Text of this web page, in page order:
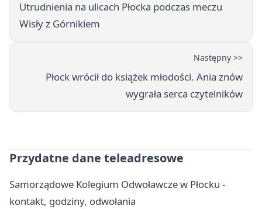
Utrudnienia na ulicach Płocka podczas meczu
Wisły z Górnikiem
Następny >>
Płock wrócił do książek młodości. Ania znów
wygrała serca czytelników
Przydatne dane teleadresowe
Samorządowe Kolegium Odwoławcze w Płocku -
kontakt, godziny, odwołania